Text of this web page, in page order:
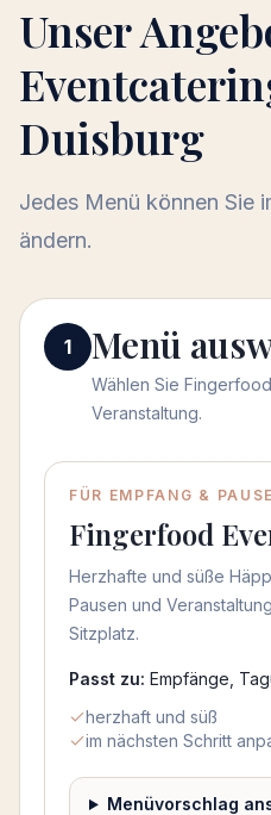
Unser
Duisburg
Jedes Menü können Sie
ändern.
1 Menü
Wählen Sie
Veranstaltung.
Menü auswählen
FÜR EMPFANG & PAUSE
Fingerfood
Herzhafte und süße
Pausen und
Sitzplatz.
Passt zu: Empfänge,
herzhaft und süß
im nächsten Schritt
Menüvorschlag